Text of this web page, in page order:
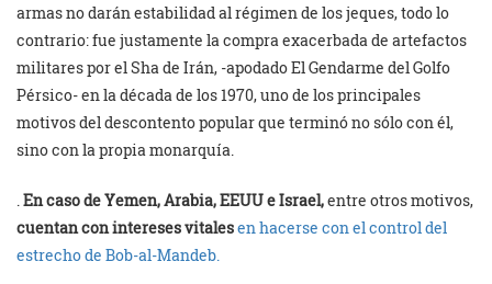
armas no darán estabilidad al régimen de los jeques, todo lo
contrario: fue justamente la compra exacerbada de artefactos
militares por el Sha de Irán, -apodado El Gendarme del Golfo
Pérsico- en la década de los 1970, uno de los principales
motivos del descontento popular que terminó no sólo con él,
sino con la propia monarquía.
.En caso de Yemen, Arabia, EEUU e Israel,entre otros motivos,
cuentan con intereses vitalesen hacerse con el control del
estrecho de Bob-al-Mandeb.